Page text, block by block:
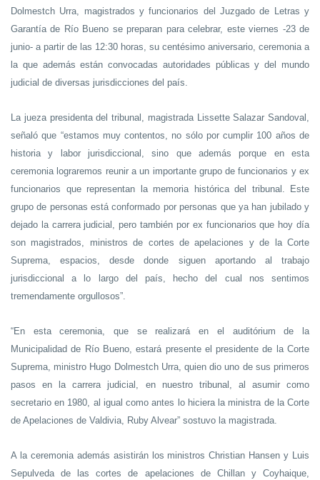
Dolmestch Urra, magistrados y funcionarios del Juzgado de Letras y
Garantía de Río Bueno se preparan para celebrar, este viernes -23 de
junio- a partir de las 12:30 horas, su centésimo aniversario, ceremonia a
la que además están convocadas autoridades públicas y del mundo
judicial de diversas jurisdicciones del país.
La jueza presidenta del tribunal, magistrada Lissette Salazar Sandoval,
señaló que “estamos muy contentos, no sólo por cumplir 100 años de
historia y labor jurisdiccional, sino que además porque en esta
ceremonia lograremos reunir a un importante grupo de funcionarios y ex
funcionarios que representan la memoria histórica del tribunal. Este
grupo de personas está conformado por personas que ya han jubilado y
dejado la carrera judicial, pero también por ex funcionarios que hoy día
son magistrados, ministros de cortes de apelaciones y de la Corte
Suprema, espacios, desde donde siguen aportando al trabajo
jurisdiccional a lo largo del país, hecho del cual nos sentimos
tremendamente orgullosos”.
“En esta ceremonia, que se realizará en el auditórium de la
Municipalidad de Río Bueno, estará presente el presidente de la Corte
Suprema, ministro Hugo Dolmestch Urra, quien dio uno de sus primeros
pasos en la carrera judicial, en nuestro tribunal, al asumir como
secretario en 1980, al igual como antes lo hiciera la ministra de la Corte
de Apelaciones de Valdivia, Ruby Alvear” sostuvo la magistrada.
A la ceremonia además asistirán los ministros Christian Hansen y Luis
Sepulveda de las cortes de apelaciones de Chillan y Coyhaique,